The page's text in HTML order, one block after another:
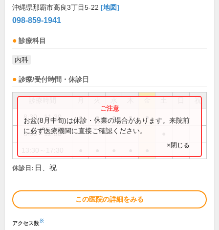
沖縄県那覇市高良3丁目5-22 [地図]
098-859-1941
診療科目
内科
診療/受付時間・休診日
祝
8:30～11:30 ● ● ● ● ●
8:30～12:30
お盆(8月中旬)は休診・休業の場合があります。来院前
に必ず医療機関に直接ご確認ください。
×閉じる
休診日: 日、祝
この医院の詳細をみる
アクセス数※